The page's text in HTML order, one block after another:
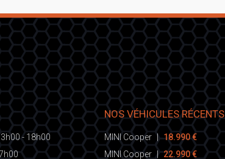
- 18h00
NOS VÉHICULES RÉCENTS
MINI Cooper | 18.990 €
MINI Cooper | 22.990 €